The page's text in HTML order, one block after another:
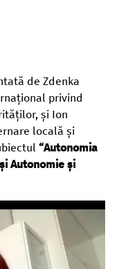
de Zdenka
privind
și Ion
locală și
“Autonomia
Autonomie și